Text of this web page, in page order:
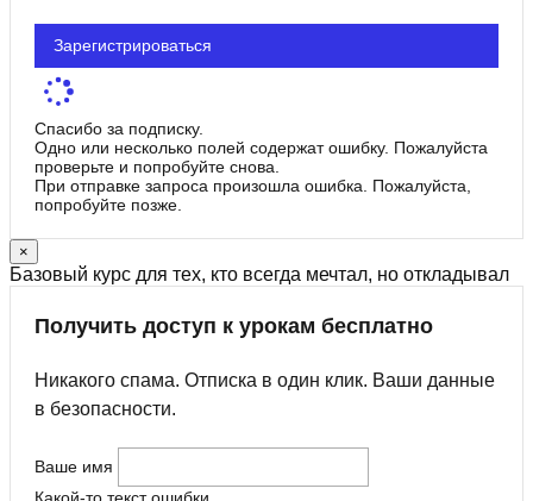
Зарегистрироваться
Спасибо за подписку.
Одно или несколько полей содержат ошибку. Пожалуйста
проверьте и попробуйте снова.
При отправке запроса произошла ошибка. Пожалуйста,
попробуйте позже.
×
Базовый курс для тех, кто всегда мечтал, но откладывал
Получить доступ к урокам бесплатно
Никакого спама. Отписка в один клик. Ваши данные
в безопасности.
Ваше имя